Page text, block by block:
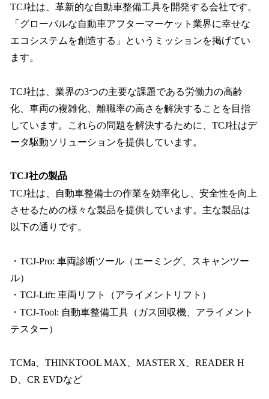
TCJ社は、革新的な自動車整備工具を開発する会社です。
「グローバルな自動車アフターマーケット業界に幸せな
エコシステムを創造する」というミッションを掲げてい
ます。
TCJ社は、業界の3つの主要な課題である労働力の高齢
化、車両の複雑化、離職率の高さを解決することを目指
しています。これらの問題を解決するために、TCJ社はデ
ータ駆動ソリューションを提供しています。
TCJ社の製品
TCJ社は、自動車整備士の作業を効率化し、安全性を向上
させるための様々な製品を提供しています。主な製品は
以下の通りです。
・TCJ-Pro: 車両診断ツール（エーミング、スキャンツー
ル）
・TCJ-Lift: 車両リフト（アライメントリフト）
・TCJ-Tool: 自動車整備工具（ガス回収機、アライメント
テスター）
TCMa、THINKTOOL MAX、MASTER X、READER H
D、CR EVDなど